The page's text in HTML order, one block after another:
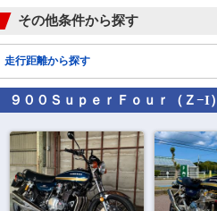
その他条件から探す
走行距離から探す
９００ＳｕｐｅｒＦｏｕｒ（Ｚ−I）